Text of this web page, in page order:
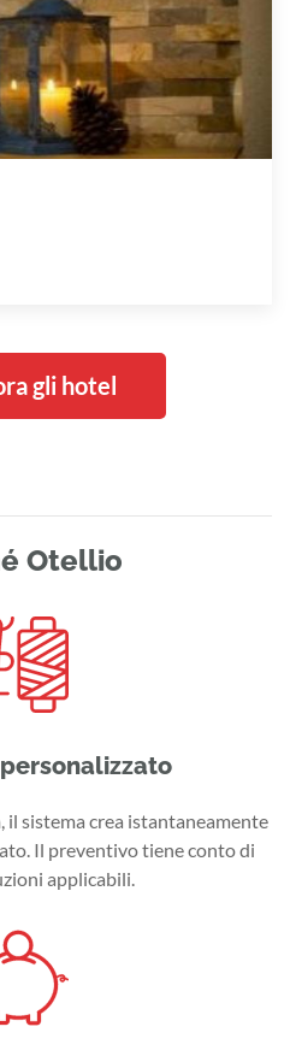
gli hotel
Otellio
sistema crea istantaneamente
Il preventivo tiene conto di
applicabili.